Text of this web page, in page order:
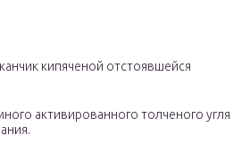
кипяченой отстоявшейся
активированного толченого угля